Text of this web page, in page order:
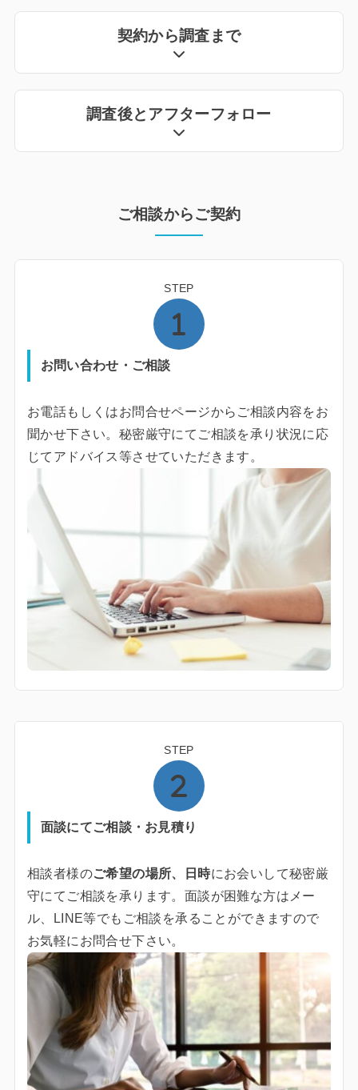
契約から調査まで
調査後とアフターフォロー
ご相談からご契約
STEP
お問い合わせ・ご相談
お電話もしくはお問合せページからご相談内容をお
聞かせ下さい。秘密厳守にてご相談を承り状況に応
じてアドバイス等させていただきます。
STEP
面談にてご相談・お見積り
相談者様のご希望の場所、日時にお会いして秘密厳
守にてご相談を承ります。面談が困難な方はメー
ル、LINE等でもご相談を承ることができますので
お気軽にお問合せ下さい。